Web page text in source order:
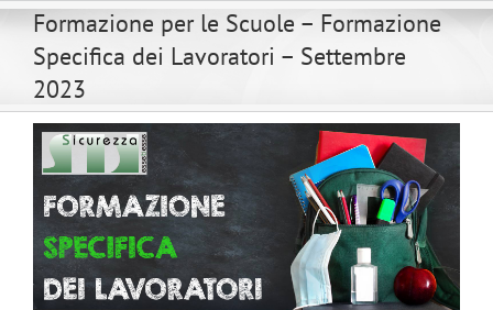
Salta
contenuto
Formazione per le Scuole – Formazione
Specifica dei Lavoratori – Settembre
2023